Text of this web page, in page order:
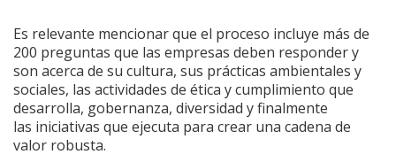
Es relevante mencionar que el proceso incluye más de
200 preguntas que las empresas deben responder y
son acerca de su cultura, sus prácticas ambientales y
sociales, las actividades de ética y cumplimiento que
desarrolla, gobernanza, diversidad y finalmente
las iniciativas que ejecuta para crear una cadena de
valor robusta.